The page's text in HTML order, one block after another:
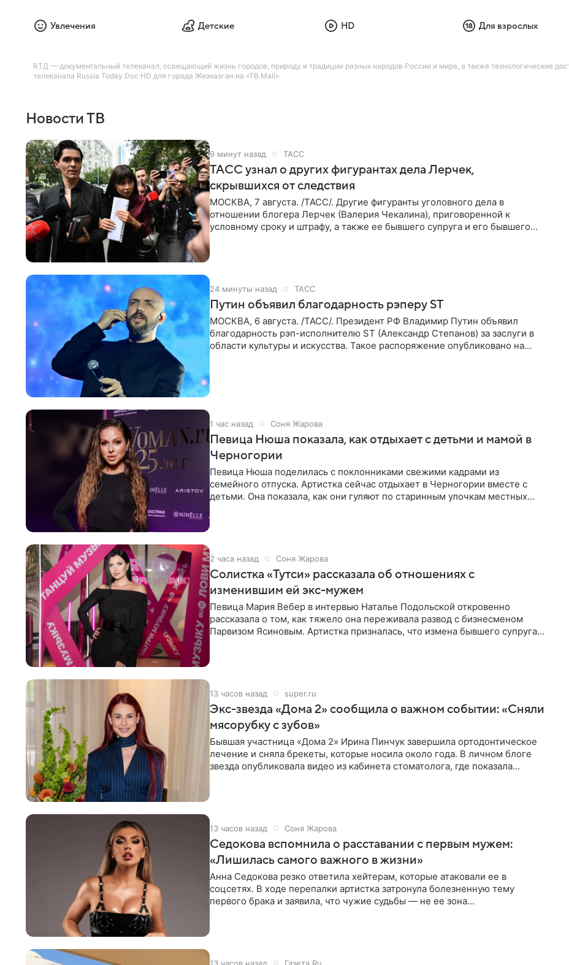
Увлечения Детские HD Для взрослых
RTД — документальный телеканал, освещающий жизнь городов, природу и традиции разных народов России и мира, а также технологические
телеканала Russia Today Doc HD для города Жезказган на «ТВ Mail».
Новости ТВ
9 минут назад ТАСС
ТАСС узнал о других фигурантах дела Лерчек,
скрывшихся от следствия
МОСКВА, 7 августа. /ТАСС/. Другие фигуранты уголовного дела в
отношении блогера Лерчек (Валерия Чекалина), приговоренной к
условному сроку и штрафу, а также ее бывшего супруга и его бывшего
24 минуты назад ТАСС
Путин объявил благодарность рэперу ST
МОСКВА, 6 августа. /ТАСС/. Президент РФ Владимир Путин объявил
благодарность рэп-исполнителю ST (Александр Степанов) за заслуги в
области культуры и искусства. Такое распоряжение опубликовано на
1 час назад Соня Жарова
Певица Нюша показала, как отдыхает с детьми и мамой в
Черногории
Певица Нюша поделилась с поклонниками свежими кадрами из
семейного отпуска. Артистка сейчас отдыхает в Черногории вместе с
детьми. Она показала, как они гуляют по старинным улочкам местных
2 часа назад Соня Жарова
Солистка «Тутси» рассказала об отношениях с
изменившим ей экс-мужем
Певица Мария Вебер в интервью Наталье Подольской откровенно
рассказала о том, как тяжело она переживала развод с бизнесменом
Парвизом Ясиновым. Артистка призналась, что измена бывшего супруга
13 часов назад super.ru
Экс-звезда «Дома 2» сообщила о важном событии: «Сняли
мясорубку с зубов»
Бывшая участница «Дома 2» Ирина Пинчук завершила ортодонтическое
лечение и сняла брекеты, которые носила около года. В личном блоге
звезда опубликовала видео из кабинета стоматолога, где показала
13 часов назад Соня Жарова
Седокова вспомнила о расставании с первым мужем:
«Лишилась самого важного в жизни»
Анна Седокова резко ответила хейтерам, которые атаковали ее в
соцсетях. В ходе перепалки артистка затронула болезненную тему
первого брака и заявила, что чужие судьбы — не ее зона